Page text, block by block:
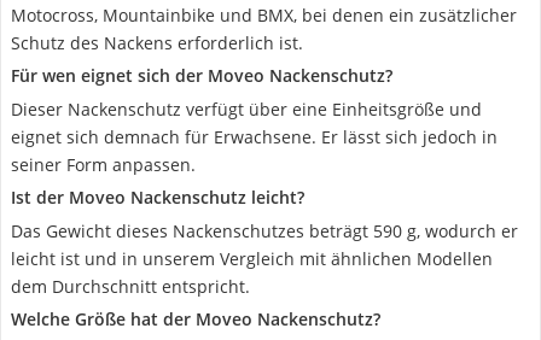
Motocross, Mountainbike und BMX, bei denen ein zusätzlicher
Schutz des Nackens erforderlich ist.
Für wen eignet sich der Moveo Nackenschutz?
Dieser Nackenschutz verfügt über eine Einheitsgröße und
eignet sich demnach für Erwachsene. Er lässt sich jedoch in
seiner Form anpassen.
Ist der Moveo Nackenschutz leicht?
Das Gewicht dieses Nackenschutzes beträgt 590 g, wodurch er
leicht ist und in unserem Vergleich mit ähnlichen Modellen
dem Durchschnitt entspricht.
Welche Größe hat der Moveo Nackenschutz?